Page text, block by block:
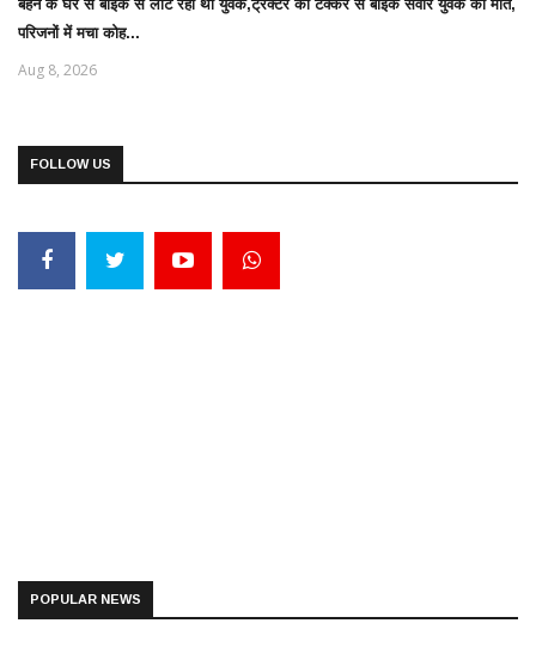
बहन के घर से बाइक से लौट रहा था युवक,ट्रैक्टर की टक्कर से बाइक सवार युवक की मौत,
परिजनों में मचा कोह...
Aug 8, 2026
FOLLOW US
POPULAR NEWS